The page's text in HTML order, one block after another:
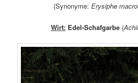
(Synonyme: Erysiphe
Wirt:Edel-Schafgarbe(